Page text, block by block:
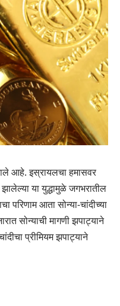
आहे. इस्रायलचा हमासवर
या युद्धामुळे जगभरातील
परिणाम आता सोन्या-चांदीच्या
सोन्याची मागणी झपाट्याने
प्रीमियम झपाट्याने